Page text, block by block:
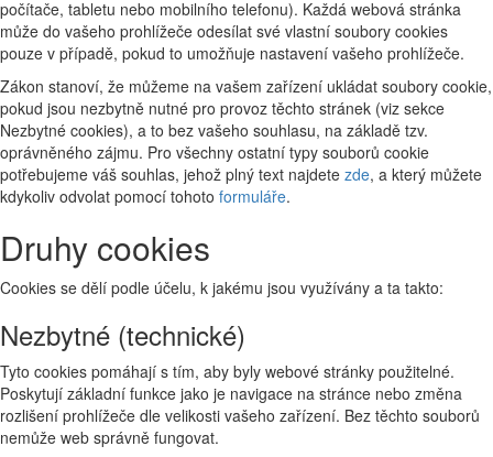
počítače, tabletu nebo mobilního telefonu). Každá webová stránka
může do vašeho prohlížeče odesílat své vlastní soubory cookies
pouze v případě, pokud to umožňuje nastavení vašeho prohlížeče.
Zákon stanoví, že můžeme na vašem zařízení ukládat soubory cookie,
pokud jsou nezbytně nutné pro provoz těchto stránek (viz sekce
Nezbytné cookies), a to bez vašeho souhlasu, na základě tzv.
oprávněného zájmu. Pro všechny ostatní typy souborů cookie
potřebujeme váš souhlas, jehož plný text najdete zde, a který můžete
kdykoliv odvolat pomocí tohoto formuláře.
Druhy cookies
Cookies se dělí podle účelu, k jakému jsou využívány a ta takto:
Nezbytné (technické)
Tyto cookies pomáhají s tím, aby byly webové stránky použitelné.
Poskytují základní funkce jako je navigace na stránce nebo změna
rozlišení prohlížeče dle velikosti vašeho zařízení. Bez těchto souborů
nemůže web správně fungovat.